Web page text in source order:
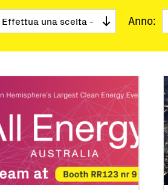
Microgrid
BESS
Anno: